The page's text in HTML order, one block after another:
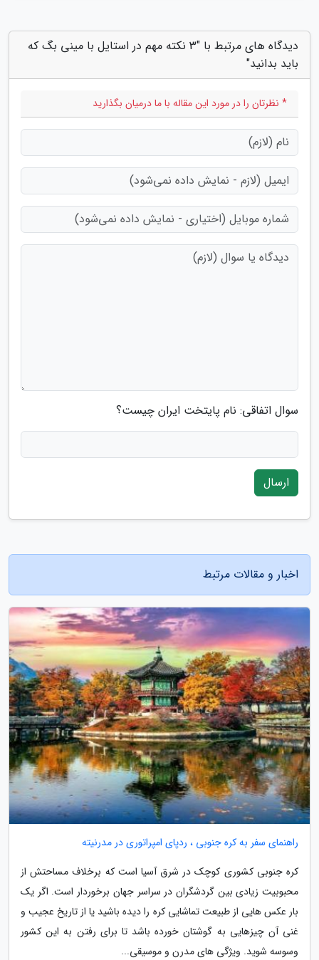
دیدگاه های مرتبط با "3 نکته مهم در استایل با مینی بگ که
باید بدانید"
* نظرتان را در مورد این مقاله با ما درمیان بگذارید
سوال اتفاقی: نام پایتخت ایران چیست؟
ارسال
اخبار و مقالات مرتبط
راهنمای سفر به کره جنوبی ، ردپای امپراتوری در مدرنیته
کره جنوبی کشوری کوچک در شرق آسیا است که برخلاف مساحتش از
محبوبیت زیادی بین گردشگران در سراسر جهان برخوردار است. اگر یک
بار عکس هایی از طبیعت تماشایی کره را دیده باشید یا از تاریخ عجیب و
غنی آن چیزهایی به گوشتان خورده باشد تا برای رفتن به این کشور
وسوسه شوید. ویژگی های مدرن و موسیقی...